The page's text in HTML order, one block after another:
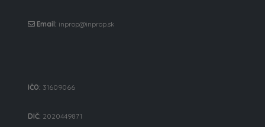
Email: inprop@inprop.sk
IČO: 31609066
DIČ: 2020449871